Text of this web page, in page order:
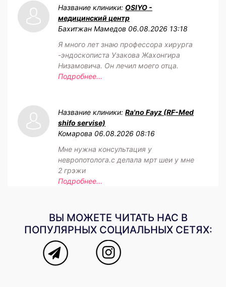
Название клиники: OSIYO -
медицинский центр
Бахитжан Мамедов 06.08.2026 13:18
Я много лет знаю профессора хирурга
-эндоскописта Узакова Жахонгира
Низамовича. Он лечил моего отца.
Подробнее...
Название клиники: Ra'no Fayz (RF-Med
shifo servise)
Комарова 06.08.2026 08:16
Мне нужна консультация у
невропотолога.с делала мрт шеи у мне
2 грэжи
Подробнее...
ВЫ МОЖЕТЕ ЧИТАТЬ НАС В
ПОПУЛЯРНЫХ СОЦИАЛЬНЫХ СЕТЯХ: